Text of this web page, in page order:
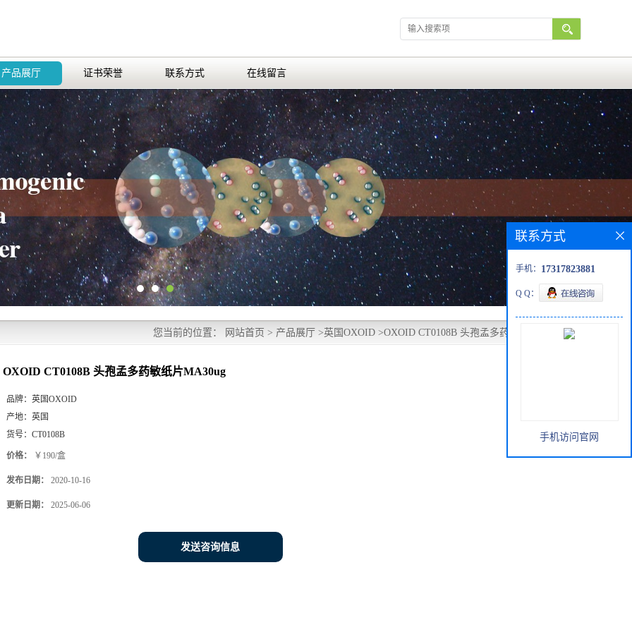
产品展厅 证书荣誉 联系方式 在线留言
您当前的位置： 网站首页 > 产品展厅 >英国OXOID >OXOID CT0108B 头孢孟多药敏纸片MA30ug
OXOID CT0108B 头孢孟多药敏纸片MA30ug
品牌： 英国OXOID
产地： 英国
货号： CT0108B
价格： ￥190/盒
发布日期： 2020-10-16
更新日期： 2025-06-06
发送咨询信息
联系方式
手机： 17317823881
Q Q：
手机访问官网